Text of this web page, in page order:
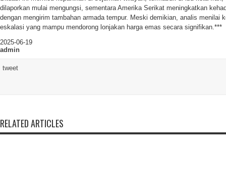
dilaporkan mulai mengungsi, sementara Amerika Serikat meningkatkan
dengan mengirim tambahan armada tempur. Meski demikian, analis menilai
eskalasi yang mampu mendorong lonjakan harga emas secara signifikan.***
2025-06-19
admin
tweet
RELATED ARTICLES